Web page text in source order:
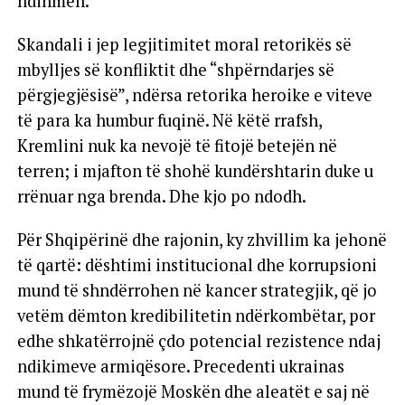
Skandali i jep legjitimitet moral retorikës së
mbylljes së konfliktit dhe “shpërndarjes së
përgjegjësisë”, ndërsa retorika heroike e viteve
të para ka humbur fuqinë. Në këtë rrafsh,
Kremlini nuk ka nevojë të fitojë betejën në
terren; i mjafton të shohë kundërshtarin duke u
rrënuar nga brenda. Dhe kjo po ndodh.
Për Shqipërinë dhe rajonin, ky zhvillim ka jehonë
të qartë: dështimi institucional dhe korrupsioni
mund të shndërrohen në kancer strategjik, që jo
vetëm dëmton kredibilitetin ndërkombëtar, por
edhe shkatërrojnë çdo potencial rezistence ndaj
ndikimeve armiqësore. Precedenti ukrainas
mund të frymëzojë Moskën dhe aleatët e saj në